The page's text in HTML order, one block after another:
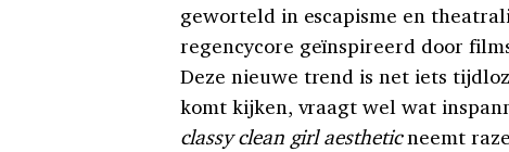
geworteld in escapisme en
regencycore geïnspireerd door
Deze nieuwe trend is net iets
komt kijken, vraagt wel wat
classy clean girl aestheticneemt